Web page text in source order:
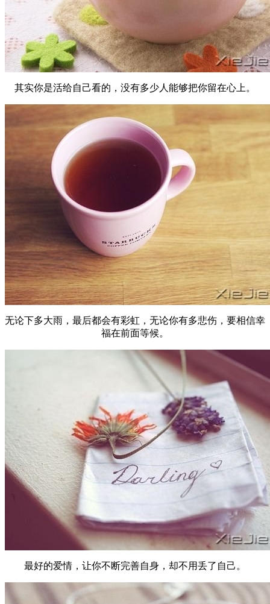
其实你是活给自己看的，没有多少人能够把你留在心上。
无论下多大雨，最后都会有彩虹，无论你有多悲伤，要相信幸
福在前面等候。
最好的爱情，让你不断完善自身，却不用丢了自己。